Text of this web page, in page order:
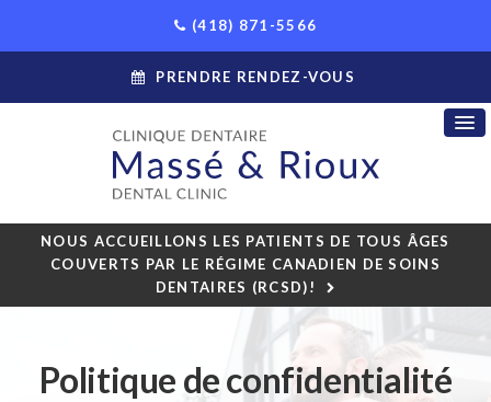
(418) 871-5566
PRENDRE RENDEZ-VOUS
NOUS ACCUEILLONS LES PATIENTS DE TOUS ÂGES
COUVERTS PAR LE RÉGIME CANADIEN DE SOINS
DENTAIRES (RCSD)!
Politique de confidentialité